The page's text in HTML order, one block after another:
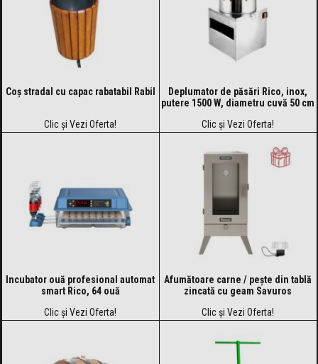
Coș stradal cu capac rabatabil Rabil
Clic și Vezi Oferta!
Deplumator de păsări Rico, inox,
putere 1500 W, diametru cuvă 50 cm
Clic și Vezi Oferta!
Incubator ouă profesional automat
smart Rico, 64 ouă
Clic și Vezi Oferta!
Afumătoare carne / pește din tablă
zincată cu geam Savuros
Rezistență electrică
Clic și Vezi Oferta!